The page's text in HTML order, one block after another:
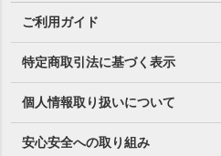
ご利用ガイド
特定商取引法に基づく表示
個人情報取り扱いについて
安心安全への取り組み